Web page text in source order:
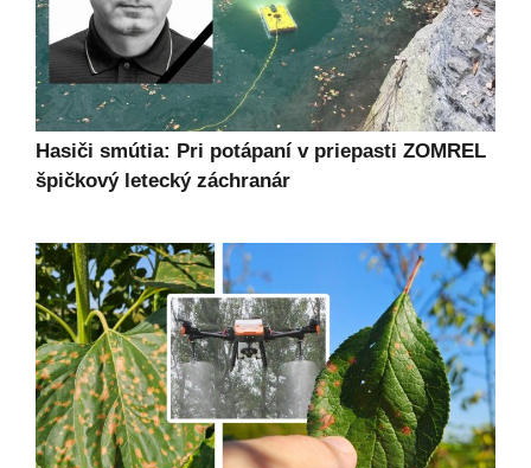
Hasiči smútia: Pri potápaní v priepasti ZOMREL
špičkový letecký záchranár